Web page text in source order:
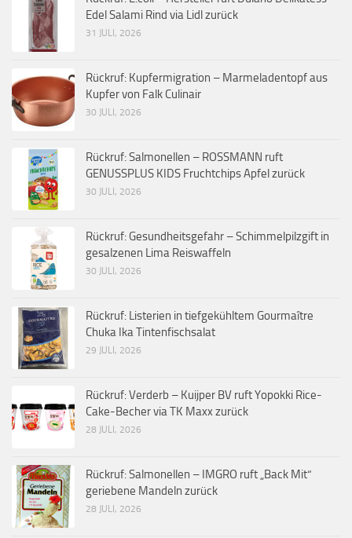
Edel Salami Rind via Lidl zurück
31 JULI, 2026
Rückruf: Kupfermigration – Marmeladentopf aus
Kupfer von Falk Culinair
30 JULI, 2026
Rückruf: Salmonellen – ROSSMANN ruft
GENUSSPLUS KIDS Fruchtchips Apfel zurück
30 JULI, 2026
Rückruf: Gesundheitsgefahr – Schimmelpilzgift in
gesalzenen Lima Reiswaffeln
30 JULI, 2026
Rückruf: Listerien in tiefgekühltem Gourmaître
Chuka Ika Tintenfischsalat
29 JULI, 2026
Rückruf: Verderb – Kuijper BV ruft Yopokki Rice-
Cake-Becher via TK Maxx zurück
28 JULI, 2026
Rückruf: Salmonellen – IMGRO ruft „Back Mit“
geriebene Mandeln zurück
28 JULI, 2026